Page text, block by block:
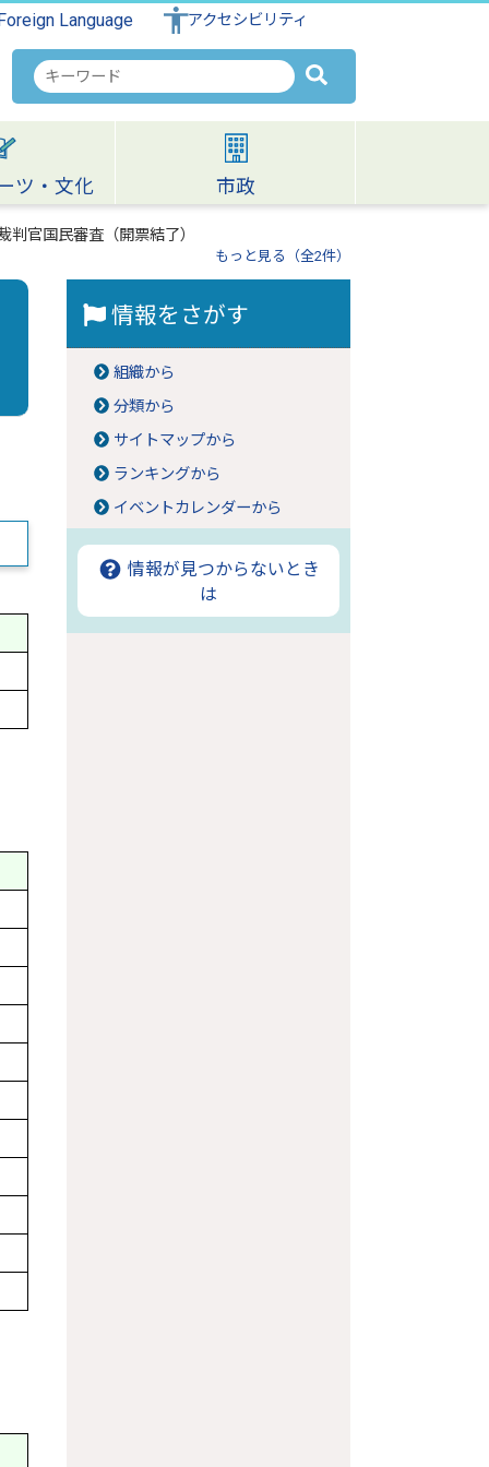
Language アクセシビリティ
検
索
キ
ワ
ー
ド
ツ・文化 市政
官国民審査（開票結了）
もっと見る（全2件）
情報をさがす
組織から
分類から
サイトマップから
ランキングから
イベントカレンダーから
情報が見つからないとき
は